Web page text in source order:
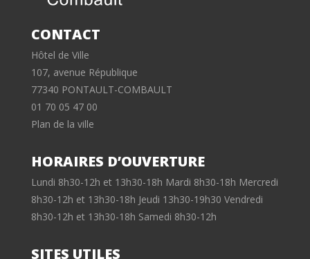
CONTACT
Hôtel de Ville
107, avenue République
77340 PONTAULT-COMBAULT
01 70 05 47 00
Plan de la ville
HORAIRES D’OUVERTURE
Lundi 8h30-12h et 13h30-18h Mardi 8h30-18h Mercredi
8h30-12h et 13h30-18h Jeudi 13h30-19h30 Vendredi
8h30-12h et 13h30-18h Samedi 8h30-12h
SITES UTILES